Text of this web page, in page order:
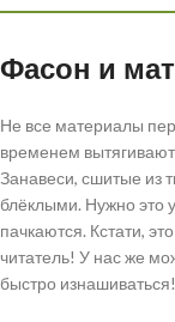
Фасон и
Не все материалы
временем
Занавеси, сшитые из
блёклыми. Нужно это
пачкаются. Кстати,
читатель! У нас же
быстро изнашиваться!